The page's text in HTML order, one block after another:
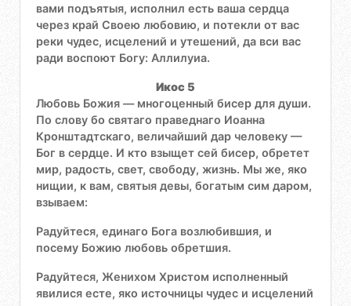
вами подъятыя, исполнил есть ваша сердца
через край Своею любовию, и потекли от вас
реки чудес, исцелений и утешений, да вси вас
ради воспоют Богу: Аллилуиа.
Икос 5
Любовь Божия — многоценный бисер для души.
По слову бо святаго праведнаго Иоанна
Кронштадтскаго, величайший дар человеку —
Бог в сердце. И кто взыщет сей бисер, обретет
мир, радость, свет, свободу, жизнь. Мы же, яко
нищии, к вам, святыя девы, богатым сим даром,
взываем:
Радуйтеся, единаго Бога возлюбившия, и
посему Божию любовь обретшия.
Радуйтеся, Женихом Христом исполненный
явилися есте, яко источницы чудес и исцелений